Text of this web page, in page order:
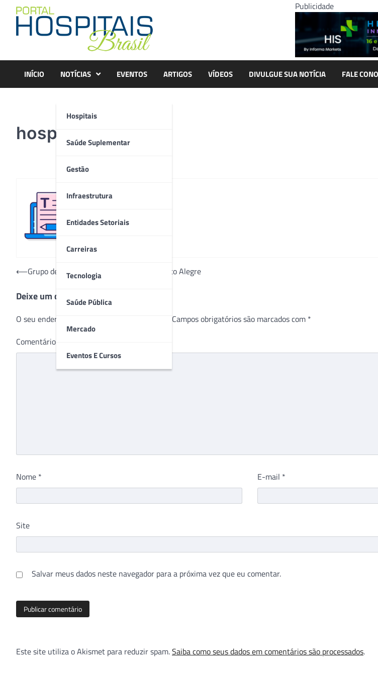
content
Publicidade
INÍCIO NOTÍCIAS
Hospitais
Saúde Suplementar
Gestão
Infraestrutura
Entidades Setoriais
Carreiras
Tecnologia
Saúde Pública
Mercado
Eventos E Cursos
EVENTOS ARTIGOS VÍDEOS DIVULGUE SUA NOTÍCIA FALE
hosp
Navegação
Post
⟵Grupo de empresas ergue hospital em Porto Alegre
Deixe um comentário
O seu endereço de e-mail não será publicado. Campos obrigatórios são marcados com *
Comentário
Nome * E-mail *
Site
Salvar meus dados neste navegador para a próxima vez que eu comentar.
Este site utiliza o Akismet para reduzir spam.Saiba como seus dados em comentários são processados.